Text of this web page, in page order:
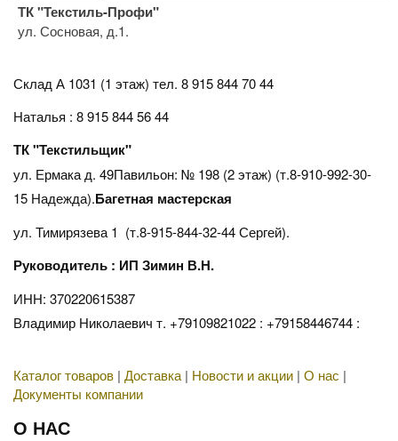
ТК "Текстиль-Профи"
ул. Сосновая, д.1.
Склад А 1031 (1 этаж) тел. 8 915 844 70 44
Наталья : 8 915 844 56 44
ТК "Текстильщик"
ул. Ермака д. 49Павильон: № 198 (2 этаж) (т.8-910-992-30-
15 Надежда).Багетная мастерская
ул. Тимирязева 1 (т.8-915-844-32-44 Сергей).
Руководитель : ИП Зимин В.Н.
ИНН: 370220615387
Владимир Николаевич т. +79109821022 : +79158446744 :
Каталог товаров | Доставка | Новости и акции | О нас |
Документы компании
О НАС